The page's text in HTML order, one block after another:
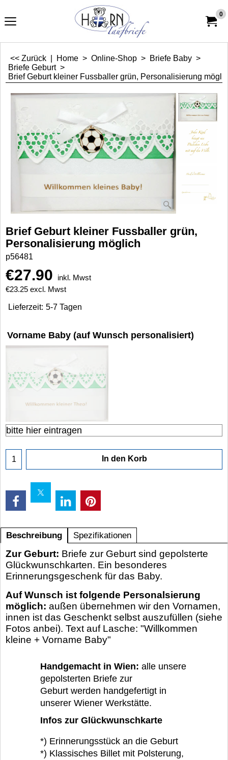
0
<< Zurück Home > Online-Shop > Briefe Baby >
Briefe Geburt>
Brief Geburt kleiner Fussballer grün, Personalisierung
Brief Geburt kleiner Fussballer grün,
Personalisierung möglich
p56481
€27.90
inkl. Mwst
€23.25 excl. Mwst
Lieferzeit: 5-7 Tagen
Vorname Baby (auf Wunsch personalisiert)
In den Korb
Beschreibung Spezifikationen
Zur Geburt: Briefe zur Geburt sind gepolsterte
Glückwunschkarten. Ein besonderes
Erinnerungsgeschenk für das Baby.
Auf Wunsch ist folgende Personalsierung
möglich: außen übernehmen wir den Vornamen,
innen ist das Geschenkt selbst auszufüllen (siehe
Fotos anbei). Text auf Lasche: "Willkommen
kleine + Vorname Baby"
Handgemacht in Wien: alle unsere
gepolsterten Briefe zur
Geburt werden handgefertigt in
unserer Wiener Werkstätte.
Infos zur Glückwunschkarte
*) Erinnerungsstück an die Geburt
*) Klassisches Billet mit Polsterung,